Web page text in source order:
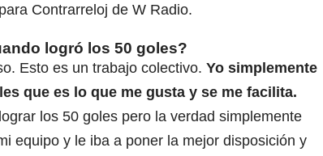
Contrarreloj de W Radio.
logró los 50 goles?
Esto es un trabajo colectivo. Yo simplemente
que es lo que me gusta y se me facilita.
los 50 goles pero la verdad simplemente
equipo y le iba a poner la mejor disposición y